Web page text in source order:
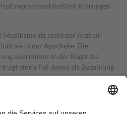
einschließlich Klärungen
Medikamente stellt der Arzt ein
sie in der Apotheke. Die
übernimmt in der Regel die
einen Teil davon als Zuzahlung
Zuzahlungen in Höhe von zehn
jedoch nie mehr als die tatsächlichen